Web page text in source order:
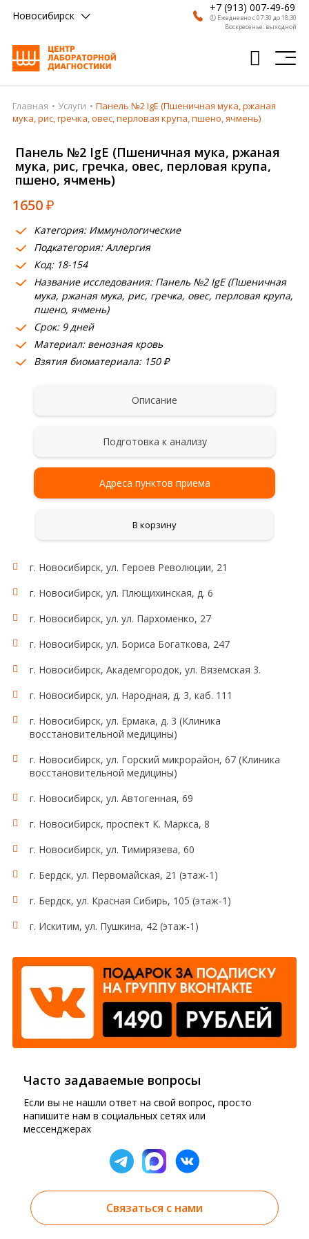
Новосибирск
+7 (913) 007-49-69
🕗 Ежедневно с 07:30 до 18:30
Воскресенье: выходной
Главная
Врачи
Получить результат
Пациентам
О компании
Где сдать
Партнерам
Главная Услуги
Панель №2 IgE (Пшеничная мука, ржаная
мука, рис, гречка, овес, перловая крупа, пшено, ячмень)
Панель №2 IgE (Пшеничная мука, ржаная
мука, рис, гречка, овес, перловая крупа,
пшено, ячмень)
1650₽
Категория: Иммунологические
Подкатегория: Аллергия
Код: 18-154
Название исследования: Панель №2 IgE (Пшеничная
мука, ржаная мука, рис, гречка, овес, перловая крупа,
пшено, ячмень)
Срок: 9 дней
Материал: венозная кровь
Взятия биоматериала: 150 ₽
Описание
Подготовка к анализу
Адреса пунктов приема
В корзину
г. Новосибирск, ул. Героев Революции, 21
г. Новосибирск, ул. Плющихинская, д. 6
г. Новосибирск, ул. ул. Пархоменко, 27
г. Новосибирск, ул. Бориса Богаткова, 247
г. Новосибирск, Академгородок, ул. Вяземская 3.
г. Новосибирск, ул. Народная, д. 3, каб. 111
г. Новосибирск, ул. Ермака, д. 3 (Клиника
восстановительной медицины)
г. Новосибирск, ул. Горский микрорайон, 67 (Клиника
восстановительной медицины)
г. Новосибирск, ул. Автогенная, 69
г. Новосибирск, проспект К. Маркса, 8
г. Новосибирск, ул. Тимирязева, 60
г. Бердск, ул. Первомайская, 21 (этаж-1)
г. Бердск, ул. Красная Сибирь, 105 (этаж-1)
г. Искитим, ул. Пушкина, 42 (этаж-1)
Часто задаваемые вопросы
Если вы не нашли ответ на свой вопрос, просто
напишите нам в социальных сетях или
мессенджерах
Связаться с нами